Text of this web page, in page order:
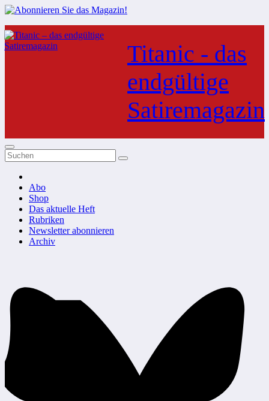
Zum
Inhalt
springen
Titanic - das
endgültige
Satiremagazin
Abo
Shop
Das aktuelle Heft
Rubriken
Newsletter abonnieren
Archiv